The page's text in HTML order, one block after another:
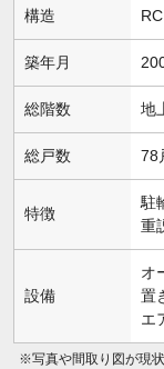
構造 RC
築年月
総階数 地
総戸数 78
特徴
駐
重
設備
オ
置
エ
※写真や間取り図が現